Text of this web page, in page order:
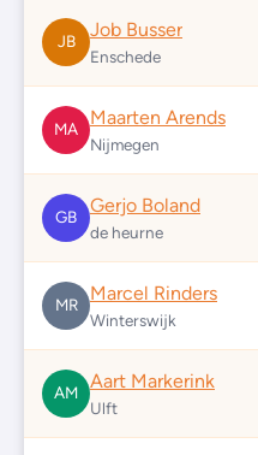
JB
Job Busser
Enschede
MA
Maarten Arends
Nijmegen
GB
Gerjo Boland
de heurne
MR
Marcel Rinders
Winterswijk
AM
Aart Markerink
Ulft